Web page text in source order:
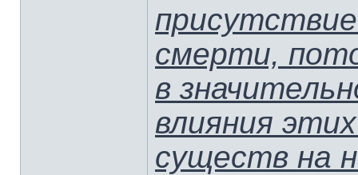
смерти,
в
влияния
существ на